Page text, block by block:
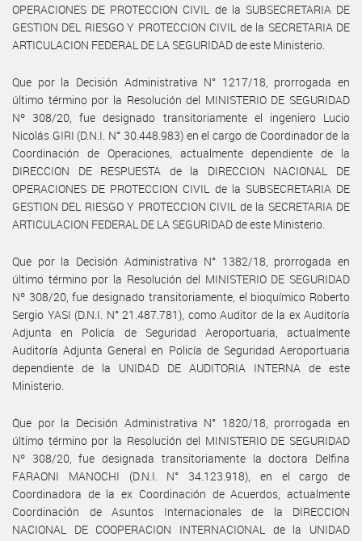
OPERACIONES DE PROTECCION CIVIL de la SUBSECRETARIA DE
GESTION DEL RIESGO Y PROTECCION CIVIL de la SECRETARIA DE
ARTICULACION FEDERAL DE LA SEGURIDAD de este Ministerio.
Que por la Decisión Administrativa N° 1217/18, prorrogada en
último término por la Resolución del MINISTERIO DE SEGURIDAD
Nº 308/20, fue designado transitoriamente el ingeniero Lucio
Nicolás GIRI (D.N.I. N° 30.448.983) en el cargo de Coordinador de la
Coordinación de Operaciones, actualmente dependiente de la
DIRECCION DE RESPUESTA de la DIRECCION NACIONAL DE
OPERACIONES DE PROTECCION CIVIL de la SUBSECRETARIA DE
GESTION DEL RIESGO Y PROTECCION CIVIL de la SECRETARIA DE
ARTICULACION FEDERAL DE LA SEGURIDAD de este Ministerio.
Que por la Decisión Administrativa N° 1382/18, prorrogada en
último término por la Resolución del MINISTERIO DE SEGURIDAD
Nº 308/20, fue designado transitoriamente, el bioquímico Roberto
Sergio YASI (D.N.I. N° 21.487.781), como Auditor de la ex Auditoría
Adjunta en Policía de Seguridad Aeroportuaria, actualmente
Auditoría Adjunta General en Policía de Seguridad Aeroportuaria
dependiente de la UNIDAD DE AUDITORIA INTERNA de este
Ministerio.
Que por la Decisión Administrativa N° 1820/18, prorrogada en
último término por la Resolución del MINISTERIO DE SEGURIDAD
Nº 308/20, fue designada transitoriamente la doctora Delfina
FARAONI MANOCHI (D.N.I. N° 34.123.918), en el cargo de
Coordinadora de la ex Coordinación de Acuerdos, actualmente
Coordinación de Asuntos Internacionales de la DIRECCION
NACIONAL DE COOPERACION INTERNACIONAL de la UNIDAD